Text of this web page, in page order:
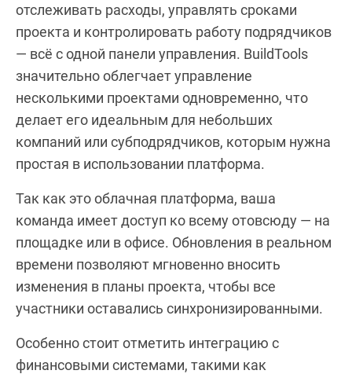
отслеживать расходы, управлять сроками
проекта и контролировать работу подрядчиков
— всё с одной панели управления. BuildTools
значительно облегчает управление
несколькими проектами одновременно, что
делает его идеальным для небольших
компаний или субподрядчиков, которым нужна
простая в использовании платформа.
Так как это облачная платформа, ваша
команда имеет доступ ко всему отовсюду — на
площадке или в офисе. Обновления в реальном
времени позволяют мгновенно вносить
изменения в планы проекта, чтобы все
участники оставались синхронизированными.
Особенно стоит отметить интеграцию с
финансовыми системами, такими как